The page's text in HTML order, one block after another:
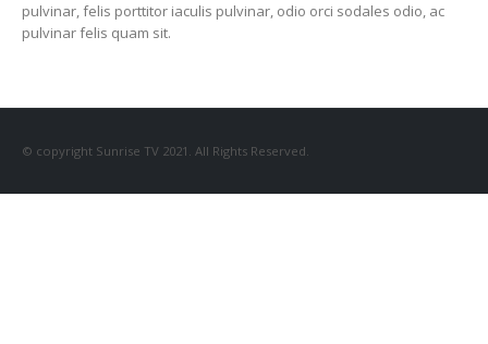
pulvinar, felis porttitor iaculis pulvinar, odio orci sodales odio, ac
pulvinar felis quam sit.
© copyright Sunrise TV 2021. All Rights Reserved.